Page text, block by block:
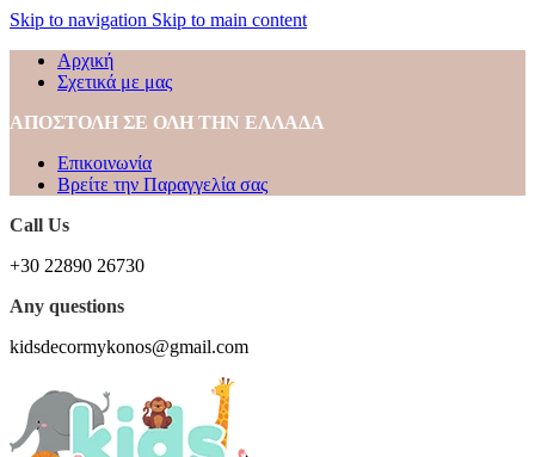
Skip to navigation Skip to main content
Αρχική
Σχετικά με μας
ΑΠΟΣΤΟΛΗ ΣΕ ΟΛΗ ΤΗΝ ΕΛΛΑΔΑ
Επικοινωνία
Βρείτε την Παραγγελία σας
Call Us
+30 22890 26730
Any questions
kidsdecormykonos@gmail.com